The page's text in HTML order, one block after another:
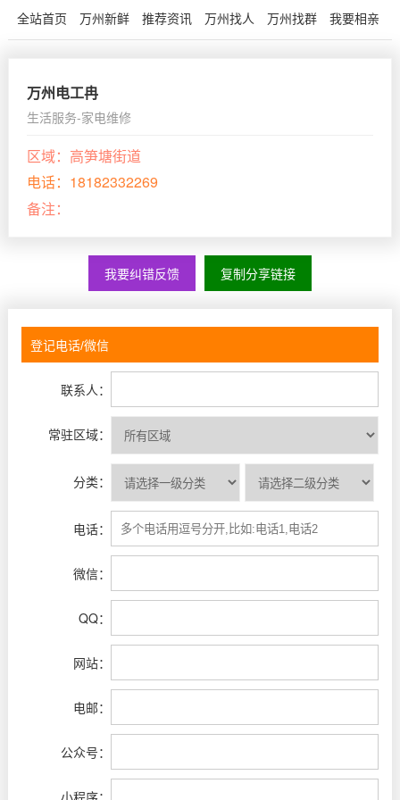
全站首页 万州新鲜 推荐资讯 万州找人 万州找群 我要相亲
万州电工冉
生活服务-家电维修
区域： 高笋塘街道
电话： 18182332269
备注：
我要纠错反馈 复制分享链接
联系人：
常驻区域：
分类：
电话：
微信：
QQ：
网站：
电邮：
公众号：
小程序：